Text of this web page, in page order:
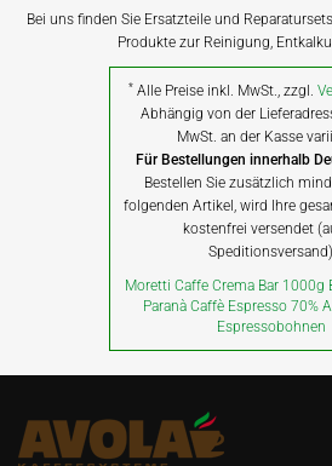
Bei uns finden Sie Ersatzteile und
Produkte zur Reinigung,
* Alle Preise inkl. MwSt., zzgl.
Abhängig von der
MwSt. an der Kasse
Für Bestellungen innerhalb
Bestellen Sie zusätzlich
folgenden Artikel, wird Ihre
kostenfrei versendet
Speditionsversand)
Moretti Caffe Crema Bar 1000g
Paranà Caffè Espresso 70%
Espressobohnen